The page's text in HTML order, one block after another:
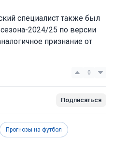
специалист также был
2024/25 по версии
признание от
0
Подписаться
Прогнозы на футбол